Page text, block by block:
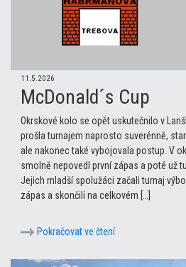
11.5.2026
McDonald´s Cup
Okrskové kolo se opět uskutečnilo v
prošla turnajem naprosto suverénně,
ale nakonec také vybojovala postup. V
smolně nepovedl první zápas a poté už
Jejich mladší spolužáci začali turnaj
zápas a skončili na celkovém […]
Pokračovat ve čtení